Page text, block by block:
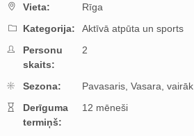
Vieta:
Rīga
Kategorija:
Aktīvā atpūta un sports
Personu
skaits:
2
Sezona: Pavasaris, Vasara, vairāk
Derīguma
termiņš:
12 mēneši